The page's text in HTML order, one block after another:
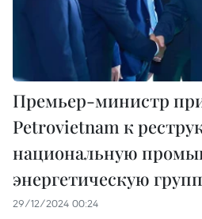
Премьер-министр
Petrovietnam к
национальную
энергетическую
29/12/2024 00:24